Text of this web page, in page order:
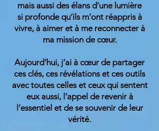
mais aussi des élans d’une lumière
si profonde qu’ils m’ont réappris à
vivre, à aimer et à me reconnecter à
ma mission de cœur.
Aujourd’hui, j’ai à cœur de partager
ces clés, ces révélations et ces outils
avec toutes celles et ceux qui sentent
eux aussi, l’appel de revenir à
l’essentiel et de se souvenir de leur
vérité.